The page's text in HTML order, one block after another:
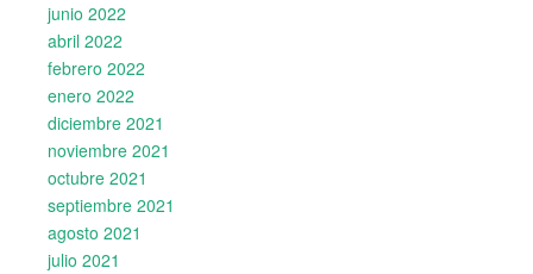
junio 2022
abril 2022
febrero 2022
enero 2022
diciembre 2021
noviembre 2021
octubre 2021
septiembre 2021
agosto 2021
julio 2021